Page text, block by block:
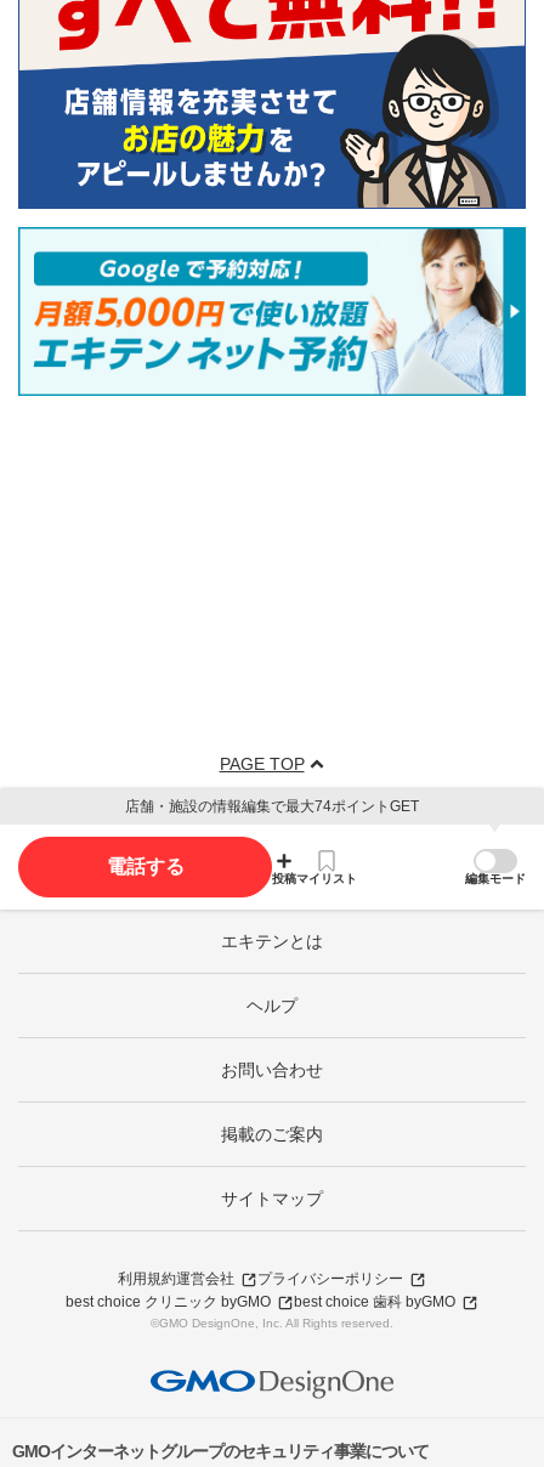
PAGE TOP
店舗・施設の情報編集で最大74ポイントGET
電話する
投稿マイリスト 編集モード
エキテンとは
ヘルプ
お問い合わせ
掲載のご案内
サイトマップ
利用規約運営会社
プライバシーポリシー
best choice クリニック byGMO
best choice 歯科 byGMO
©GMO DesignOne, Inc. All Rights reserved.
GMOインターネットグループのセキュリティ事業について